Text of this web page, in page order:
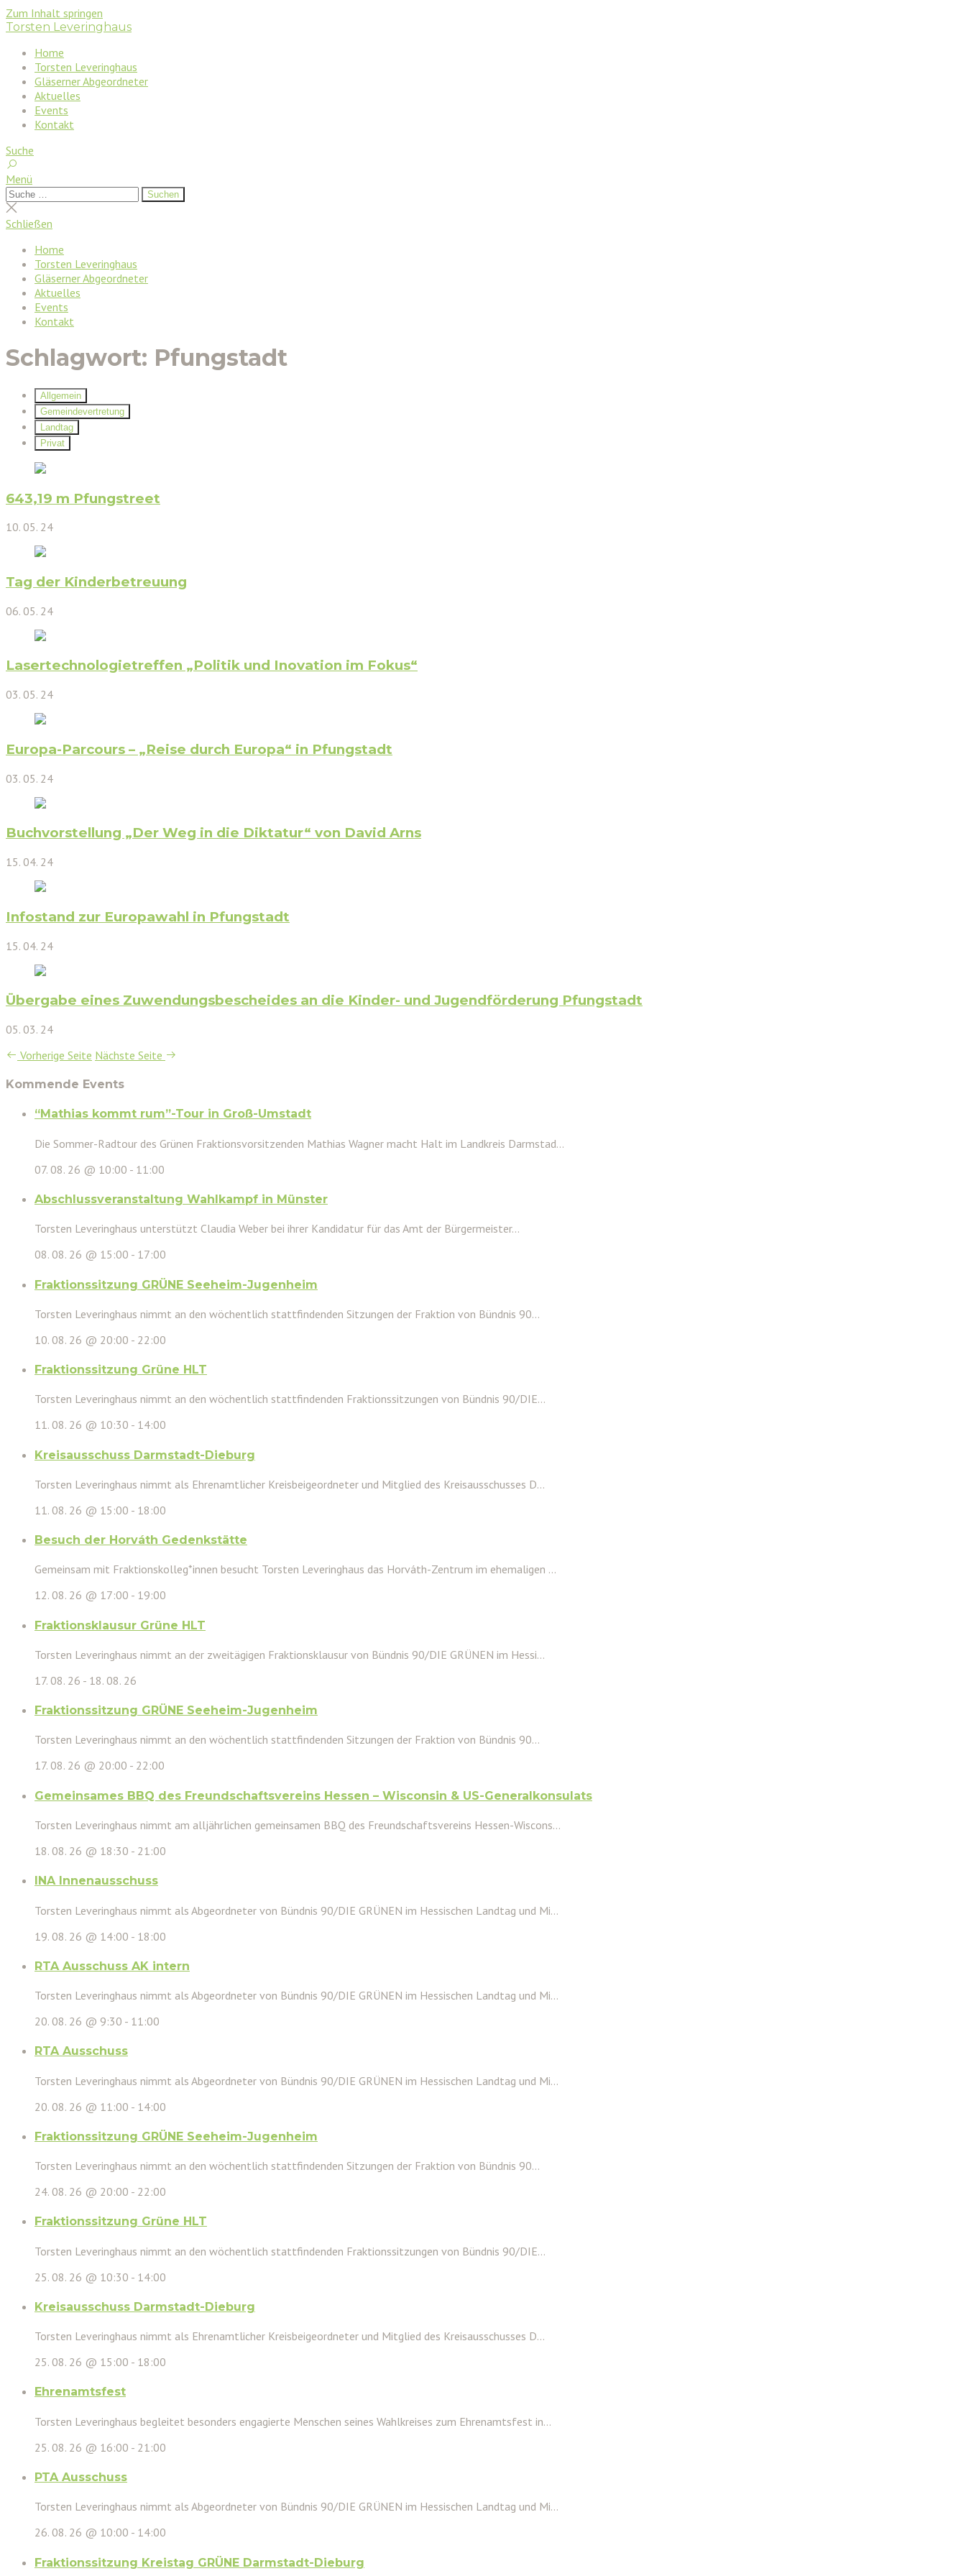
Zum Inhalt springen
Torsten Leveringhaus
Home
Torsten Leveringhaus
Gläserner Abgeordneter
Aktuelles
Events
Kontakt
Suche
Menü
Suchen
nach:
Suchen
Suche
schließen
Schließen
Home
Torsten Leveringhaus
Gläserner Abgeordneter
Aktuelles
Events
Kontakt
Schlagwort: Pfungstadt
Allgemein
Gemeindevertretung
Landtag
Privat
643,19 m Pfungstreet
10. 05. 24
Tag der Kinderbetreuung
06. 05. 24
Lasertechnologietreffen „Politik und Inovation im Fokus“
03. 05. 24
Europa-Parcours – „Reise durch Europa“ in Pfungstadt
03. 05. 24
Buchvorstellung „Der Weg in die Diktatur“ von David Arns
15. 04. 24
Infostand zur Europawahl in Pfungstadt
15. 04. 24
Übergabe eines Zuwendungsbescheides an die Kinder- und Jugendförderung Pfungstadt
05. 03. 24
Vorherige Seite Nächste Seite
Kommende Events
“Mathias kommt rum”-Tour in Groß-Umstadt
Die Sommer-Radtour des Grünen Fraktionsvorsitzenden Mathias Wagner macht Halt im Landkreis Darmstad...
07. 08. 26 @ 10:00 - 11:00
Abschlussveranstaltung Wahlkampf in Münster
Torsten Leveringhaus unterstützt Claudia Weber bei ihrer Kandidatur für das Amt der Bürgermeister...
08. 08. 26 @ 15:00 - 17:00
Fraktionssitzung GRÜNE Seeheim-Jugenheim
Torsten Leveringhaus nimmt an den wöchentlich stattfindenden Sitzungen der Fraktion von Bündnis 90...
10. 08. 26 @ 20:00 - 22:00
Fraktionssitzung Grüne HLT
Torsten Leveringhaus nimmt an den wöchentlich stattfindenden Fraktionssitzungen von Bündnis 90/DIE...
11. 08. 26 @ 10:30 - 14:00
Kreisausschuss Darmstadt-Dieburg
Torsten Leveringhaus nimmt als Ehrenamtlicher Kreisbeigeordneter und Mitglied des Kreisausschusses D...
11. 08. 26 @ 15:00 - 18:00
Besuch der Horváth Gedenkstätte
Gemeinsam mit Fraktionskolleg*innen besucht Torsten Leveringhaus das Horváth-Zentrum im ehemaligen ...
12. 08. 26 @ 17:00 - 19:00
Fraktionsklausur Grüne HLT
Torsten Leveringhaus nimmt an der zweitägigen Fraktionsklausur von Bündnis 90/DIE GRÜNEN im Hessi...
17. 08. 26 - 18. 08. 26
Fraktionssitzung GRÜNE Seeheim-Jugenheim
Torsten Leveringhaus nimmt an den wöchentlich stattfindenden Sitzungen der Fraktion von Bündnis 90...
17. 08. 26 @ 20:00 - 22:00
Gemeinsames BBQ des Freundschaftsvereins Hessen – Wisconsin & US-Generalkonsulats
Torsten Leveringhaus nimmt am alljährlichen gemeinsamen BBQ des Freundschaftsvereins Hessen-Wiscons...
18. 08. 26 @ 18:30 - 21:00
INA Innenausschuss
Torsten Leveringhaus nimmt als Abgeordneter von Bündnis 90/DIE GRÜNEN im Hessischen Landtag und Mi...
19. 08. 26 @ 14:00 - 18:00
RTA Ausschuss AK intern
Torsten Leveringhaus nimmt als Abgeordneter von Bündnis 90/DIE GRÜNEN im Hessischen Landtag und Mi...
20. 08. 26 @ 9:30 - 11:00
RTA Ausschuss
Torsten Leveringhaus nimmt als Abgeordneter von Bündnis 90/DIE GRÜNEN im Hessischen Landtag und Mi...
20. 08. 26 @ 11:00 - 14:00
Fraktionssitzung GRÜNE Seeheim-Jugenheim
Torsten Leveringhaus nimmt an den wöchentlich stattfindenden Sitzungen der Fraktion von Bündnis 90...
24. 08. 26 @ 20:00 - 22:00
Fraktionssitzung Grüne HLT
Torsten Leveringhaus nimmt an den wöchentlich stattfindenden Fraktionssitzungen von Bündnis 90/DIE...
25. 08. 26 @ 10:30 - 14:00
Kreisausschuss Darmstadt-Dieburg
Torsten Leveringhaus nimmt als Ehrenamtlicher Kreisbeigeordneter und Mitglied des Kreisausschusses D...
25. 08. 26 @ 15:00 - 18:00
Ehrenamtsfest
Torsten Leveringhaus begleitet besonders engagierte Menschen seines Wahlkreises zum Ehrenamtsfest in...
25. 08. 26 @ 16:00 - 21:00
PTA Ausschuss
Torsten Leveringhaus nimmt als Abgeordneter von Bündnis 90/DIE GRÜNEN im Hessischen Landtag und Mi...
26. 08. 26 @ 10:00 - 14:00
Fraktionssitzung Kreistag GRÜNE Darmstadt-Dieburg